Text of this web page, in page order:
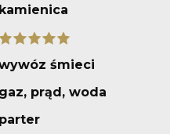
kamienica
śmieci
gaz, prąd, woda
parter